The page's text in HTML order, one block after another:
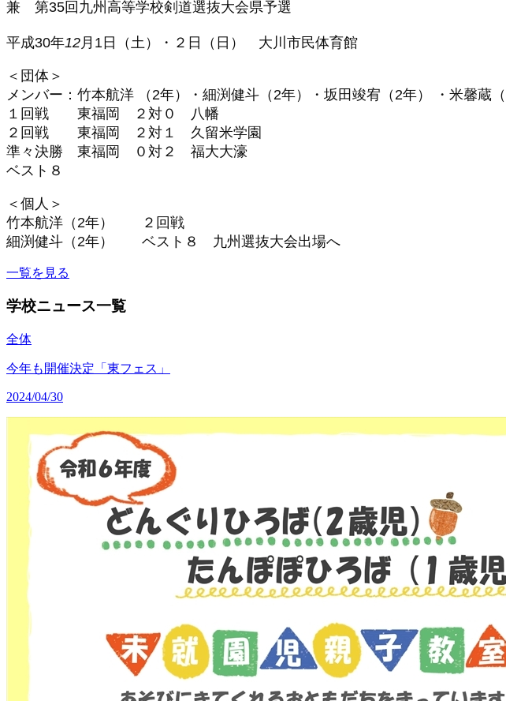
兼 第35回九州高等学校剣道選抜大会県予選
平成30年12 月1日（土）・２日（日） 大川市民体育館
＜団体＞
メンバー：竹本航洋 （ 2年）・細渕健斗（ 2年）・坂田竣宥（ 2年） ・米馨蔵（
１回戦 東福岡 ２対０ 八幡
２回戦 東福岡 ２対１ 久留米学園
準々決勝 東福岡 ０対２ 福大大濠
ベスト８
＜個人＞
竹本航洋（ 2年） ２回戦
細渕健斗（ 2年） ベスト８ 九州選抜大会出場へ
一覧を見る
学校ニュース一覧
全体
今年も開催決定「東フェス」
2024/04/30